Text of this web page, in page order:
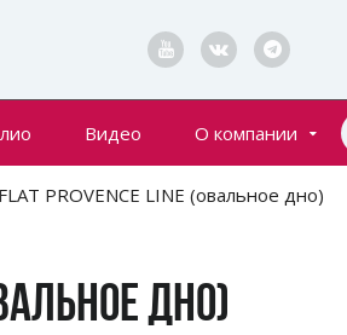
Видео О компании
PROVENCE LINE (овальное дно)
ДНО)